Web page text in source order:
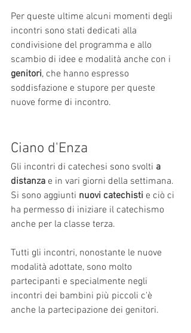
Per queste ultime alcuni momenti degli
incontri sono stati dedicati alla
condivisione del programma e allo
scambio di idee e modalità anche con i
genitori, che hanno espresso
soddisfazione e stupore per queste
nuove forme di incontro.
Ciano d'Enza
Gli incontri di catechesi sono svolti a
distanza e in vari giorni della settimana.
Si sono aggiunti nuovi catechisti e ciò ci
ha permesso di iniziare il catechismo
anche per la classe terza.
Tutti gli incontri, nonostante le nuove
modalità adottate, sono molto
partecipanti e specialmente negli
incontri dei bambini più piccoli c'è
anche la partecipazione dei genitori.